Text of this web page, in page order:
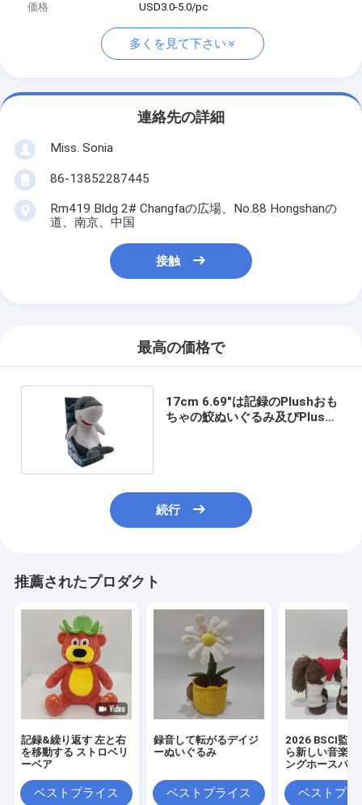
価格
USD3.0-5.0/pc
多くを見て下さい
連絡先の詳細
Miss. Sonia
86-13852287445
Rm419 Bldg 2# Changfaの広場、No.88 Hongshanの
道、南京、中国
接触
最高の価格で
17cm 6.69"は記録のPlushおも
ちゃの鮫ぬいぐるみ及びPlush
続行
推薦されたプロダクト
記録&繰り返す 左と右
を移動する ストロベリ
ーベア
ベストプライス
録音して転がるデイジ
ーぬいぐるみ
ベストプライス
2026 BSCI監査
ら新しい音楽ウ
ングホースパル
ベストプラ